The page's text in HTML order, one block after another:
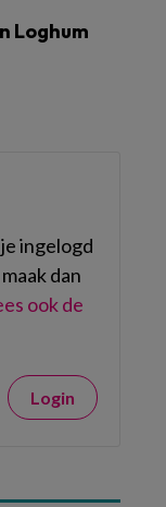
Loghum
ingelogd
dan
ook de
Login